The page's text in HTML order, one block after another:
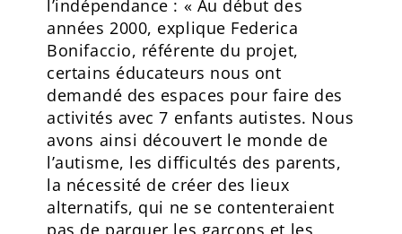
l’indépendance : « Au début des
années 2000, explique Federica
Bonifaccio, référente du projet,
certains éducateurs nous ont
demandé des espaces pour faire des
activités avec 7 enfants autistes. Nous
avons ainsi découvert le monde de
l’autisme, les difficultés des parents,
la nécessité de créer des lieux
alternatifs, qui ne se contenteraient
pas de parquer les garçons et les